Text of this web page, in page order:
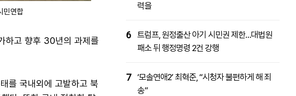
민연합
하고 향후 30년의 과제를
를 국내외에 고발하고 북
력을
6 트럼프, 원정출산 아기 시민권 제한…대법원
패소 뒤 행정명령 2건 강행
7 ‘모솔연애2’ 최혁준, “시청자 불편하게 해 죄
송”